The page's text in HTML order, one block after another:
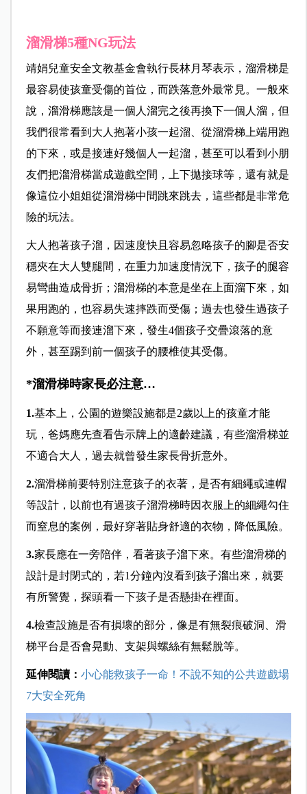
溜滑梯5種NG玩法
靖娟兒童安全文教基金會執行長林月琴表示，溜滑梯是
最容易使孩童受傷的首位，而跌落意外最常見。一般來
說，溜滑梯應該是一個人溜完之後再換下一個人溜，但
我們很常看到大人抱著小孩一起溜、從溜滑梯上端用跑
的下來，或是接連好幾個人一起溜，甚至可以看到小朋
友們把溜滑梯當成遊戲空間，上下拋接球等，還有就是
像這位小姐姐從溜滑梯中間跳來跳去，這些都是非常危
險的玩法。
大人抱著孩子溜，因速度快且容易忽略孩子的腳是否安
穩夾在大人雙腿間，在重力加速度情況下，孩子的腿容
易彎曲造成骨折；溜滑梯的本意是坐在上面溜下來，如
果用跑的，也容易失速摔跌而受傷；過去也發生過孩子
不願意等而接連溜下來，發生4個孩子交疊滾落的意
外，甚至踢到前一個孩子的腰椎使其受傷。
*溜滑梯時家長必注意…
1.基本上，公園的遊樂設施都是2歲以上的孩童才能
玩，爸媽應先查看告示牌上的適齡建議，有些溜滑梯並
不適合大人，過去就曾發生家長骨折意外。
2.溜滑梯前要特別注意孩子的衣著，是否有細繩或連帽
等設計，以前也有過孩子溜滑梯時因衣服上的細繩勾住
而窒息的案例，最好穿著貼身舒適的衣物，降低風險。
3.家長應在一旁陪伴，看著孩子溜下來。有些溜滑梯的
設計是封閉式的，若1分鐘內沒看到孩子溜出來，就要
有所警覺，探頭看一下孩子是否懸掛在裡面。
4.檢查設施是否有損壞的部分，像是有無裂痕破洞、滑
梯平台是否會晃動、支架與螺絲有無鬆脫等。
延伸閱讀： 小心能救孩子一命！不說不知的公共遊戲場
7大安全死角